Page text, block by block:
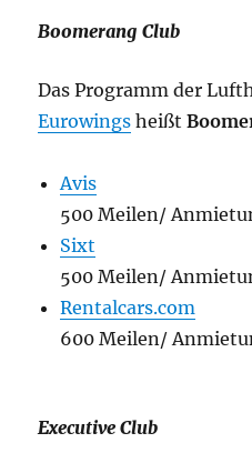
Boomerang Club
Das Programm der
Eurowings heißt
Avis
500 Meilen/
Sixt
500 Meilen/
Rentalcars.com
600 Meilen/
Executive Club